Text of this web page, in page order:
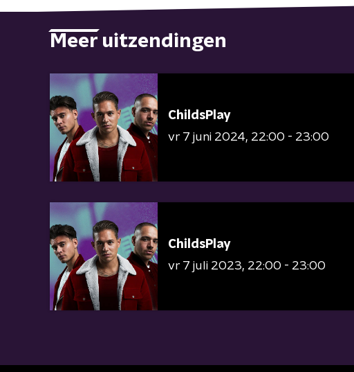
Meer uitzendingen
ChildsPlay
vr 7 juni 2024 22:00 - 23:00
ChildsPlay
vr 7 juli 2023 22:00 - 23:00